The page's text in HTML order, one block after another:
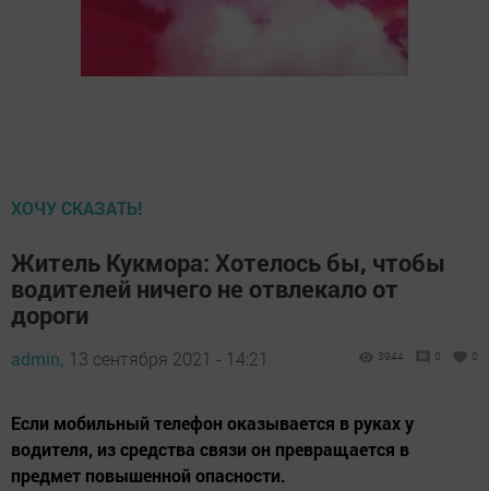
ХОЧУ СКАЗАТЬ!
Житель Кукмора: Хотелось бы, чтобы
водителей ничего не отвлекало от
дороги
admin, 13 сентября 2021 - 14:21 3944 0 0
Если мобильный телефон оказывается в руках у
водителя, из средства связи он превращается в
предмет повышенной опасности.